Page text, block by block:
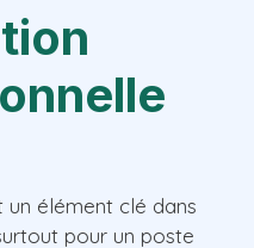
élément clé dans
pour un poste